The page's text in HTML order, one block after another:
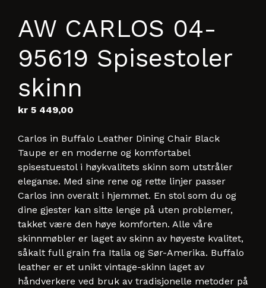
AW CARLOS 04-
95619 Spisestoler
skinn
kr 5 449,00
Carlos in Buffalo Leather Dining Chair Black
Taupe er en moderne og komfortabel
spisestuestol i høykvalitets skinn som utstråler
eleganse. Med sine rene og rette linjer passer
Carlos inn overalt i hjemmet. En stol som du og
dine gjester kan sitte lenge på uten problemer,
takket være den høye komforten. Alle våre
skinnmøbler er laget av skinn av høyeste kvalitet,
såkalt full grain fra Italia og Sør-Amerika. Buffalo
leather er et unikt vintage-skinn laget av
håndverkere ved bruk av tradisjonelle metoder på